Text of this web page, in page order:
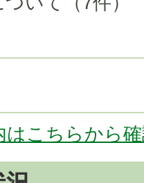
はこちらから